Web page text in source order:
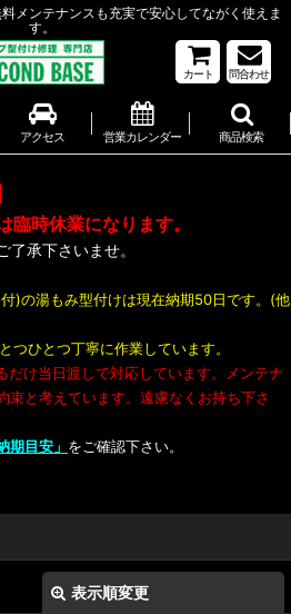
メンテナンスも充実で安心してながく使えま
す。
カート 問合わせ
アクセス 営業カレンダー 商品検索
時休業になります。
了承下さいませ。
)の湯もみ型付けは現在納期50日です。(他
つひとつ丁寧に作業しています。
け当日渡しで対応しています。メンテナ
束と考えています。遠慮なくお持ち下さ
期目安」 をご確認下さい。
表示順変更